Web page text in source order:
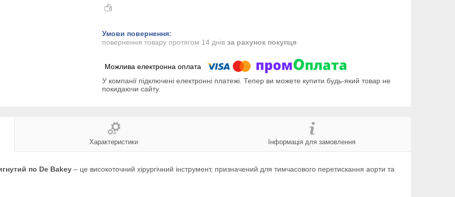
повернення товару протягом 14 днів за рахунок покупця
У компанії підключені електронні платежі. Тепер ви можете купити будь-який товар не
покидаючи сайту.
Характеристики Інформація для замовлення
по De Bakey – це високоточний хірургічний інструмент, призначений для тимчасового перетискання аорти та